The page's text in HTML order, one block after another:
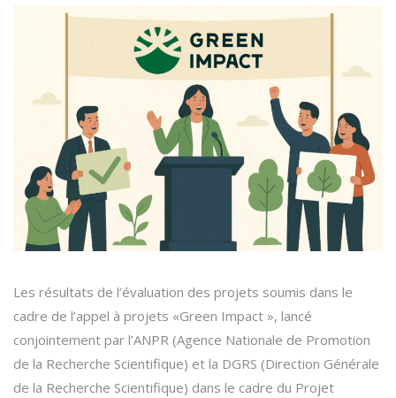
Les résultats de l’évaluation des projets soumis dans le
cadre de l’appel à projets «Green Impact », lancé
conjointement par l’ANPR (Agence Nationale de Promotion
de la Recherche Scientifique) et la DGRS (Direction Générale
de la Recherche Scientifique) dans le cadre du Projet